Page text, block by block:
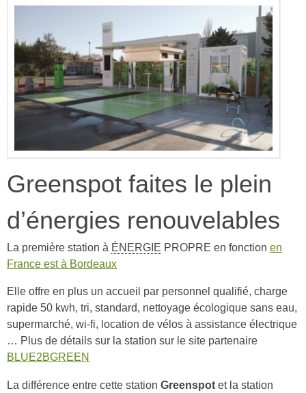
Greenspot faites le plein
d’énergies renouvelables
La première station à ÉNERGIE PROPRE en fonction en
France est à Bordeaux
Elle offre en plus un accueil par personnel qualifié, charge
rapide 50 kwh, tri, standard, nettoyage écologique sans eau,
supermarché, wi-fi, location de vélos à assistance électrique
… Plus de détails sur la station sur le site partenaire
BLUE2BGREEN
La différence entre cette station Greenspot et la station